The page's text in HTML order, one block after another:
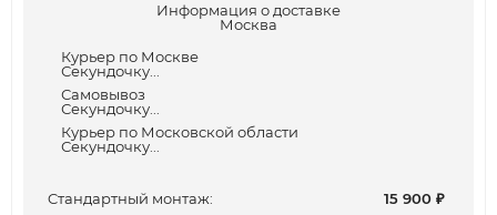
Информация о доставке
Москва
Курьер по Москве
Секундочку...
Самовывоз
Секундочку...
Курьер по Московской области
Секундочку...
Cтандартный монтаж: 15 900 ₽